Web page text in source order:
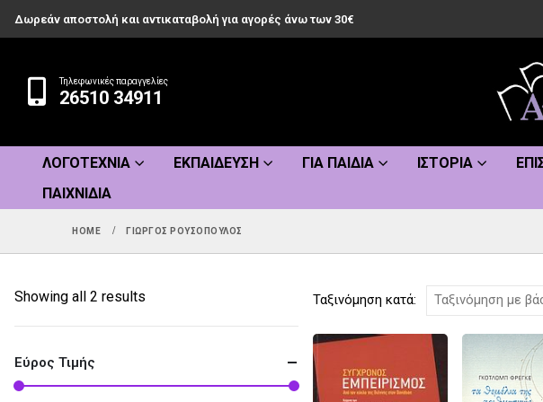
Δωρεάν αποστολή και αντικαταβολή για αγορές άνω των 30€
Τηλεφωνικές παραγγελίες
26510 34911
ΛΟΓΟΤΕΧΝΊΑ ΕΚΠΑΊΔΕΥΣΗ ΓΙΑ ΠΑΙΔΙΆ ΙΣΤΟΡΊΑ
ΠΑΙΧΝΊΔΙΑ
HOME ΓΙΏΡΓΟΣ ΡΟΥΣΌΠΟΥΛΟΣ
Ταξινόμηση κατά:
Showing all 2 results
Εύρος Τιμής